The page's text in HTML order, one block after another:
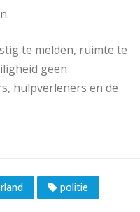
te melden, ruimte te
geen
hulpverleners en de
politie